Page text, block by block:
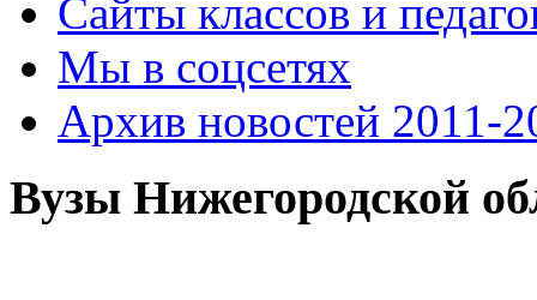
Сайты классов и
Мы в соцсетях
Архив новостей 2011-
Вузы Нижегородской